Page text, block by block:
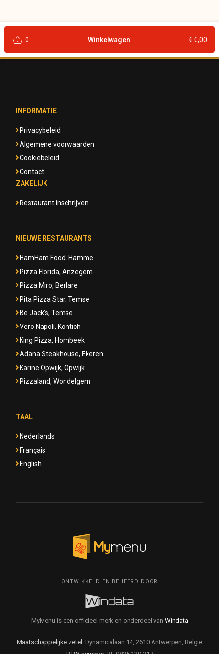
shopping_basket 0 Winkelwagen € 0,00
INFORMATIE
Privacybeleid
Algemene voorwaarden
Cookiebeleid
Contact
ZAKELIJK
Restaurant inschrijven
NIEUWE RESTAURANTS
HamHam Food, Hamme
Pizza Florida, Anzegem
Pizza Miro, Berlare
Pita Pizza Star, Temse
Be Jack's, Temse
Vero Napoli, Kontich
King Pizza, Hombeek
Adana Steakhouse, Ekeren
Karine Opwijk, Opwijk
Pizzaland, Wondelgem
TAAL
Nederlands
Français
English
ONTWIKKELD EN BEHEERD DOOR
MyMenu is een officieel merk en onderdeel van Windata
Maatschappelijke zetel: Dynamicalaan 14, 2610 Antwerpen, België